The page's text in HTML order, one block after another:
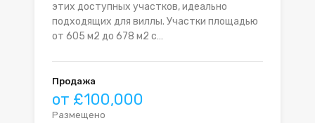
этих доступных участков, идеально
подходящих для виллы. Участки площадью
от 605 м2 до 678 м2 с…
Продажа
от £100,000
Размещено